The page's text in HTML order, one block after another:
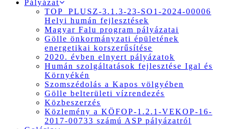
Pályázat
TOP_PLUSZ-3.1.3-23-SO1-2024-00006
Helyi humán fejlesztések
Magyar Falu program pályázatai
Gölle önkormányzati épületének
energetikai korszerűsítése
2020. évben elnyert pályázatok
Humán szolgáltatások fejlesztése Igal és
Környékén
Szomszédolás a Kapos völgyében
Gölle belterületi vízrendezés
Közbeszerzés
Közlemény a KÖFOP-1.2.1-VEKOP-16-
2017-00733 számú ASP pályázatról